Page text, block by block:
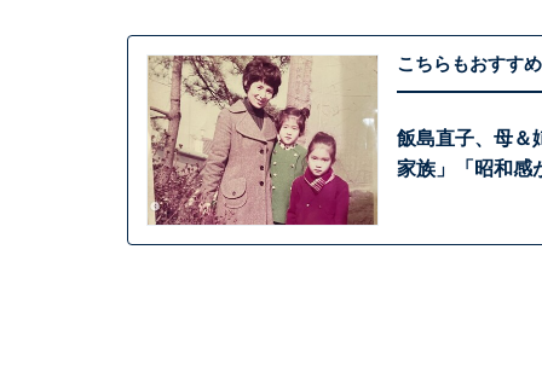
こちらもおすすめ
飯島直子、母＆
家族」「昭和感